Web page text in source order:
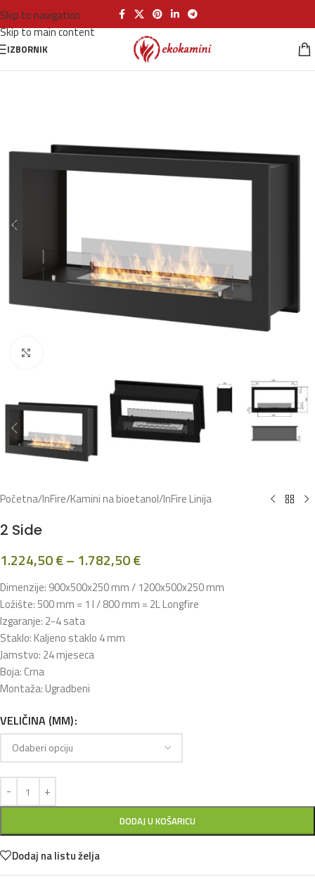
Skip to navigation
Skip to main content
IZBORNIK
Početna/InFire/Kamini na bioetanol/InFire Linija
2 Side
1.224,50€– 1.782,50€
Dimenzije: 900x500x250 mm / 1200x500x250 mm
Ložište: 500 mm = 1 l / 800 mm = 2L Longfire
Izgaranje: 2-4 sata
Staklo: Kaljeno staklo 4 mm
Jamstvo: 24 mjeseca
Boja: Crna
Montaža: Ugradbeni
VELIČINA (MM)
DODAJ U KOŠARICU
Dodaj na listu želja